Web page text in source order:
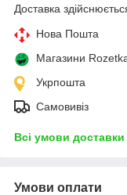
Доставка
Нова Пошта
Магазини
Укрпошта
Самовивіз
Всі умови доставки
Умови оплати